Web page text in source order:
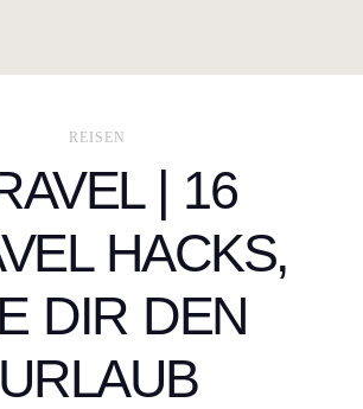
REISEN
| 16
HACKS,
DIR DEN
URLAUB